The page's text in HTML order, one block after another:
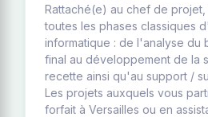
Rattaché(e) au chef de
toutes les phases classiques
informatique : de l'analyse du
final au développement de la
recette ainsi qu'au support /
Les projets auxquels vous
forfait à Versailles ou en